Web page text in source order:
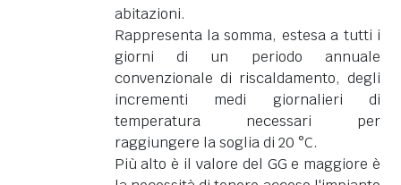
abitazioni.
Rappresenta la somma, estesa a tutti i
giorni di un periodo annuale
convenzionale di riscaldamento, degli
incrementi medi giornalieri di
temperatura necessari per
raggiungere la soglia di 20 °C.
Più alto è il valore del GG e maggiore è